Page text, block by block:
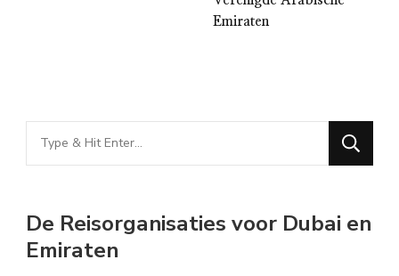
Emiraten
Looking
for
De Reisorganisaties voor Dubai en
Emiraten